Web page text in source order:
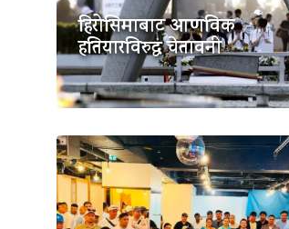
हिरोसिमाबाट आणविक
हतियारविरुद्ध चेतावनी